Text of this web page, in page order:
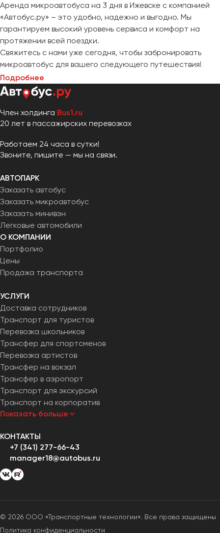
Аренда микроавтобуса на 3 дня в Ижевске с компанией
«Автобус.ру» – это удобно, надежно и выгодно. Мы
гарантируем высокий уровень сервиса и комфорт на
протяжении всей поездки.
Свяжитесь с нами уже сегодня, чтобы забронировать
микроавтобус для вашего следующего путешествия!
Подробнее
Член холдинга Bus1.ru
20 лет в пассажирских перевозках
Работаем 24 часа в сутки!
Звоните, пишите — мы на связи.
АВТОПАРК
Заказать автобус
Заказать микроавтобус
Заказать минивэн
Легковые автомобили
О КОМПАНИИ
Портфолио
Цены
Продажа транспорта
УСЛУГИ
Доставка сотрудников
Транспорт для туристов
Перевозка школьников
Трансфер для спортсменов
Перевозка артистов
Трансфер на вокзал
Трансфер в аэропорт
Транспорт для экскурсий
Транспорт на корпоратив
Показать больше
КОНТАКТЫ
+7 (341) 277-66-43
manager18@autobus.ru
© 2026 ООО «Транспортные технологии». Все права защищены
Политика конфиденциальности